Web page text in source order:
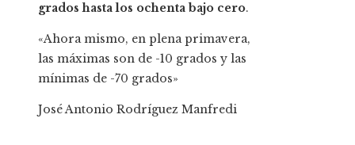
grados hasta los ochenta bajo cero.
«Ahora mismo, en plena primavera,
las máximas son de -10 grados y las
mínimas de -70 grados»
José Antonio Rodríguez Manfredi